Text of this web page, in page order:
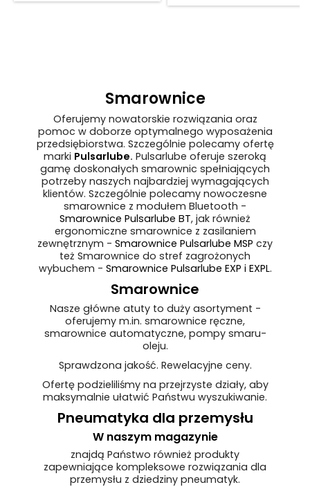
Smarownice
Oferujemy nowatorskie rozwiązania oraz
pomoc w doborze optymalnego wyposażenia
przedsiębiorstwa. Szczególnie polecamy ofertę
marki Pulsarlube. Pulsarlube oferuje szeroką
gamę doskonałych smarownic spełniających
potrzeby naszych najbardziej wymagających
klientów. Szczególnie polecamy nowoczesne
smarownice z modułem Bluetooth -
Smarownice Pulsarlube BT, jak również
ergonomiczne smarownice z zasilaniem
zewnętrznym - Smarownice Pulsarlube MSP czy
też Smarownice do stref zagrożonych
wybuchem - Smarownice Pulsarlube EXP i EXPL.
Smarownice
Nasze główne atuty to duży asortyment -
oferujemy m.in. smarownice ręczne,
smarownice automatyczne, pompy smaru-
oleju.
Sprawdzona jakość. Rewelacyjne ceny.
Ofertę podzieliliśmy na przejrzyste działy, aby
maksymalnie ułatwić Państwu wyszukiwanie.
Pneumatyka dla przemysłu
W naszym magazynie
znajdą Państwo również produkty
zapewniające kompleksowe rozwiązania dla
przemysłu z dziedziny pneumatyk.